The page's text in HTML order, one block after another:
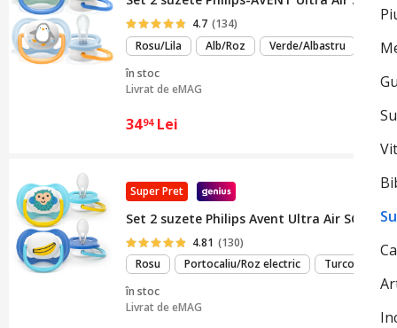
4.7 (134)
Rosu/Lila
Alb/Roz Verde/Albastru ...
în stoc
Livrat deeMAG
3494 Lei
Super Pret
Set 2 suzete Philips Avent Ultra Air
4.81 (130)
Rosu
Portocaliu/Roz electric
Turcoaz
în stoc
Livrat deeMAG